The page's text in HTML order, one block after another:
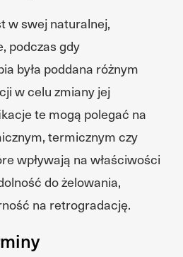
w swej naturalnej,
podczas gdy
była poddana różnym
w celu zmiany jej
te mogą polegać na
termicznym czy
wpływają na właściwości
do żelowania,
na retrogradację.